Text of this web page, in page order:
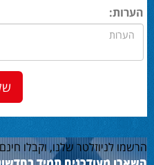
הערות:
הרשמו לניוזלטר שלנו, וקבלו